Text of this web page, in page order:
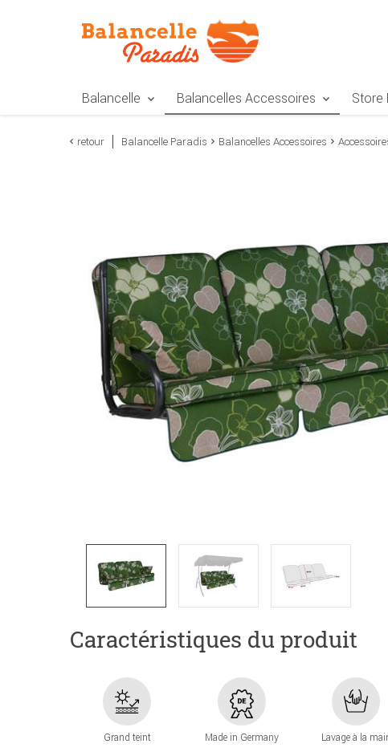
Balancelle Balancelles Accessoires Store
retour Balancelle Paradis Balancelles Accessoires
Caractéristiques du produit
Grand teint Made in Germany Lavage à la